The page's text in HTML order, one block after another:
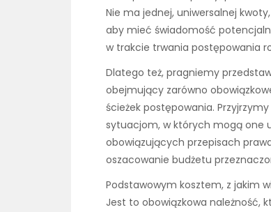
Nie ma jednej, uniwersalnej
aby mieć świadomość
w trakcie trwania postępowania
Dlatego też, pragniemy
obejmujący zarówno
ścieżek postępowania.
sytuacjom, w których mogą one
obowiązujących przepisach
oszacowanie budżetu
Podstawowym kosztem, z jakim
Jest to obowiązkowa należność,